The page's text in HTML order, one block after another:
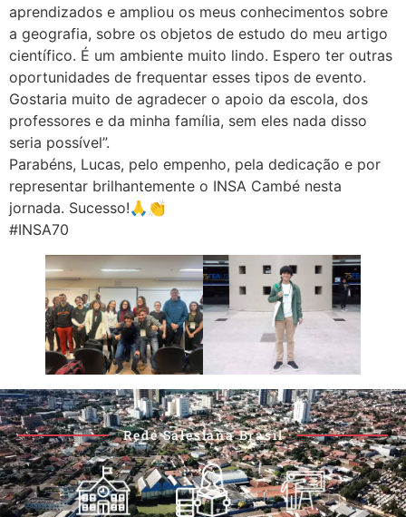
aprendizados e ampliou os meus conhecimentos sobre
a geografia, sobre os objetos de estudo do meu artigo
científico. É um ambiente muito lindo. Espero ter outras
oportunidades de frequentar esses tipos de evento.
Gostaria muito de agradecer o apoio da escola, dos
professores e da minha família, sem eles nada disso
seria possível”.
Parabéns, Lucas, pelo empenho, pela dedicação e por
representar brilhantemente o INSA Cambé nesta
jornada. Sucesso!🙏👏
#INSA70
Rede Salesiana Brasil